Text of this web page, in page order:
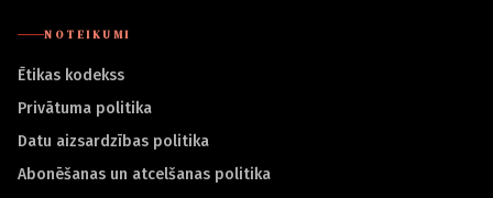
NOTEIKUMI
Ētikas kodekss
Privātuma politika
Datu aizsardzības politika
Abonēšanas un atcelšanas politika